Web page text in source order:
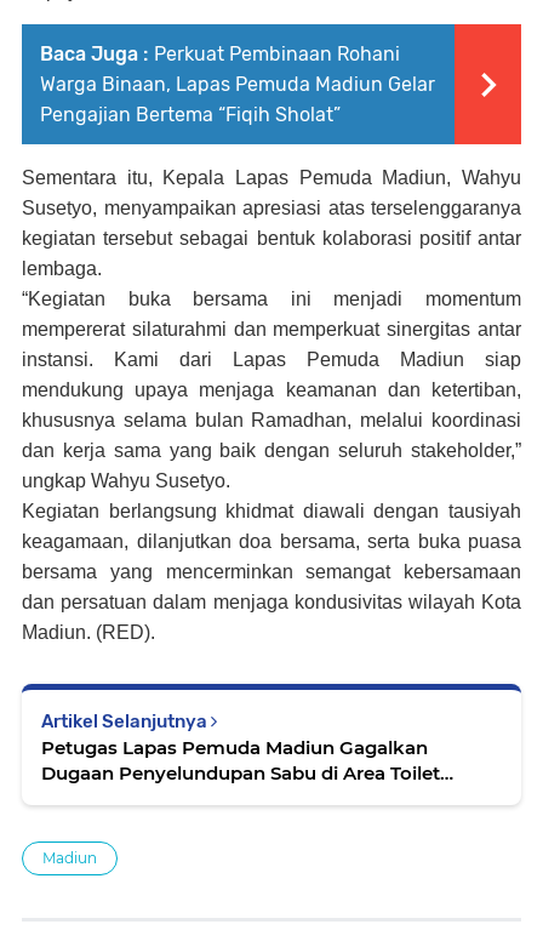
Baca Juga : Perkuat Pembinaan Rohani
Warga Binaan, Lapas Pemuda Madiun Gelar
Pengajian Bertema “Fiqih Sholat”
Sementara itu, Kepala Lapas Pemuda Madiun, Wahyu
Susetyo, menyampaikan apresiasi atas terselenggaranya
kegiatan tersebut sebagai bentuk kolaborasi positif antar
lembaga.
“Kegiatan buka bersama ini menjadi momentum
mempererat silaturahmi dan memperkuat sinergitas antar
instansi. Kami dari Lapas Pemuda Madiun siap
mendukung upaya menjaga keamanan dan ketertiban,
khususnya selama bulan Ramadhan, melalui koordinasi
dan kerja sama yang baik dengan seluruh stakeholder,”
ungkap Wahyu Susetyo.
Kegiatan berlangsung khidmat diawali dengan tausiyah
keagamaan, dilanjutkan doa bersama, serta buka puasa
bersama yang mencerminkan semangat kebersamaan
dan persatuan dalam menjaga kondusivitas wilayah Kota
Madiun. (RED).
Artikel Selanjutnya
Petugas Lapas Pemuda Madiun Gagalkan
Dugaan Penyelundupan Sabu di Area Toilet
Madiun